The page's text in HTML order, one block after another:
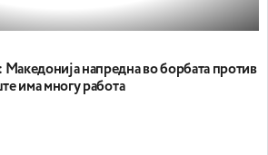
напредна во борбата против
има многу работа